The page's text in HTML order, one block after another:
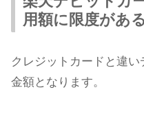
用額に限度があ
クレジットカードと違
金額となります。